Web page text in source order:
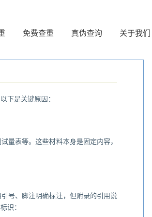
免费查重 真伪查询 关于我们
下是关键原因：
量表等。这些材料本身是固定内容，
号、脚注明确标注，但附录的引用说
识：